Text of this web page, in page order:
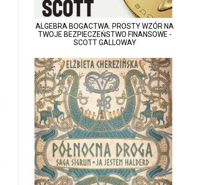
ALGEBRA BOGACTWA. PROSTY WZÓR NA
TWOJE BEZPIECZEŃSTWO FINANSOWE -
SCOTT GALLOWAY